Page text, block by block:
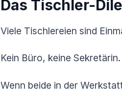
Das Tischler-
Viele Tischlereien sind
Kein Büro, keine Sekretärin.
Wenn beide in der